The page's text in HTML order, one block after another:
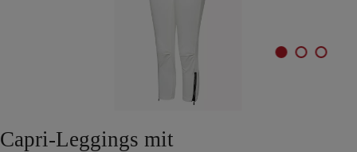
Capri-Leggings mit